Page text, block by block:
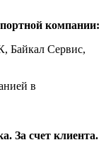
компании:
Байкал Сервис,
в
За счет клиента.